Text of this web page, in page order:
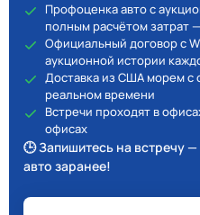
Профоценка авто с
полным расчётом затрат
Официальный договор с
аукционной истории
Доставка из США морем с
реальном времени
Встречи проходят в
офисах
🕒 Запишитесь на встречу
авто заранее!